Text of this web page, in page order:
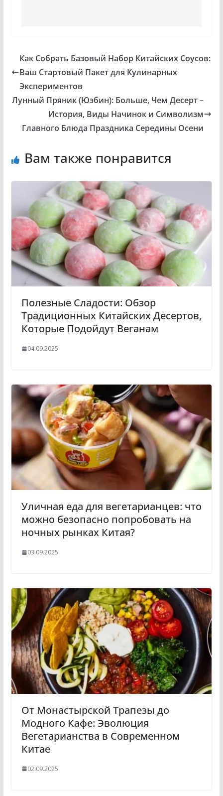
Как Собрать Базовый Набор Китайских Соусов:
Ваш Стартовый Пакет для Кулинарных
Экспериментов
Лунный Пряник (Юэбин): Больше, Чем Десерт –
История, Виды Начинок и Символизм
Главного Блюда Праздника Середины Осени
Вам также понравится
Полезные Сладости: Обзор
Традиционных Китайских Десертов,
Которые Подойдут Веганам
04.09.2025
Уличная еда для вегетарианцев: что
можно безопасно попробовать на
ночных рынках Китая?
03.09.2025
От Монастырской Трапезы до
Модного Кафе: Эволюция
Вегетарианства в Современном
Китае
02.09.2025